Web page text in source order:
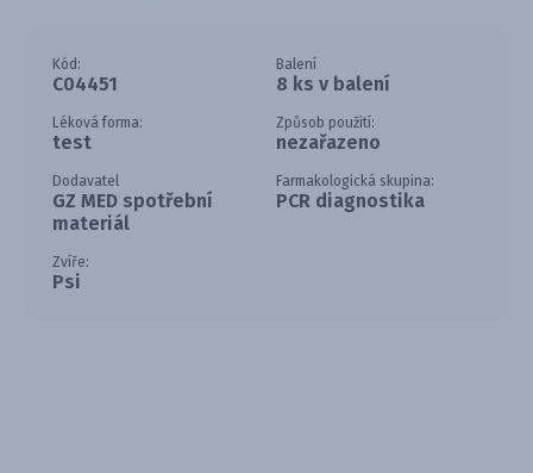
Kód:
C04451
Balení
8 ks v balení
Léková forma:
test
Způsob použití:
nezařazeno
Dodavatel
GZ MED spotřební
materiál
Farmakologická skupina:
PCR diagnostika
Zvíře:
Psi